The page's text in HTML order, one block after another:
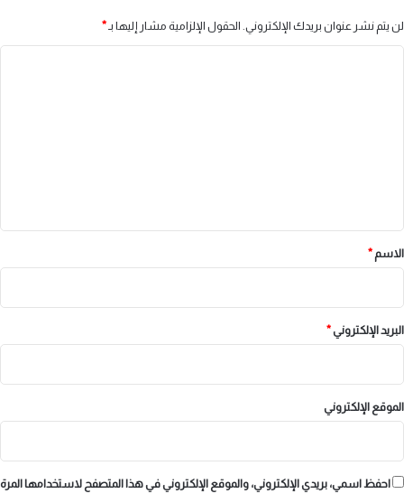
لن يتم نشر عنوان بريدك الإلكتروني. الحقول الإلزامية مشار إليها بـ *
*
الاسم *
البريد الإلكتروني*
الموقع الإلكتروني
احفظ اسمي، بريدي الإلكتروني، والموقع الإلكتروني في هذا المتصفح لاستخدامها المرة